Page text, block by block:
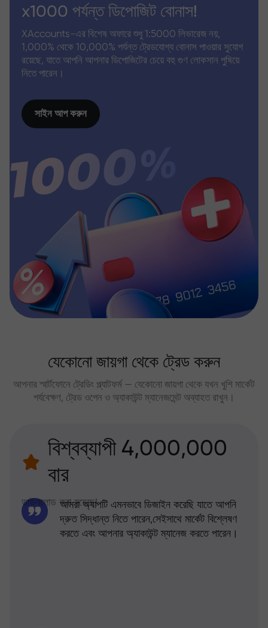
x1000 পর্যন্ত ডিপোজিট বোনাস!
XAccounts-এর বিশেষ অফারে শুধু 1:5000 লিভারেজ নয়,
1,000% থেকে 10,000% পর্যন্ত ট্রেডযোগ্য বোনাস পাওয়ার সুযোগ
রয়েছে, যাতে আপনি আপনার ডিপোজিটের চেয়ে বহু গুণ লোকসান পুষিয়ে
নিতে পারেন।
সাইন আপ করুন
যেকোনো জায়গা থেকে ট্রেড করুন
আপনার স্মার্টফোনে ট্রেডিং প্ল্যাটফর্ম — যেকোনো জায়গা থেকে যখন খুশি মার্কেট
পর্যবেক্ষণ, ট্রেড ওপেন ও অ্যাকাউন্ট ম্যানেজমেন্ট অব্যাহত রাখুন।
বিশ্বব্যাপী 4,000,000
বার
ডাউনলোড করা হয়েছে!আমরা অ্যাপটি এমনভাবে ডিজাইন করেছি যাতে আপনি
দ্রুত সিদ্ধান্ত নিতে পারেন,সেইসাথে মার্কেট বিশ্লেষণ
করতে এবং আপনার অ্যাকাউন্ট ম্যানেজ করতে পারেন।